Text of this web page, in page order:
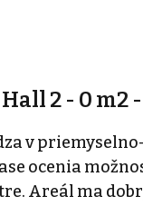
2 - 0 m2
v
ocenia
Areál ma